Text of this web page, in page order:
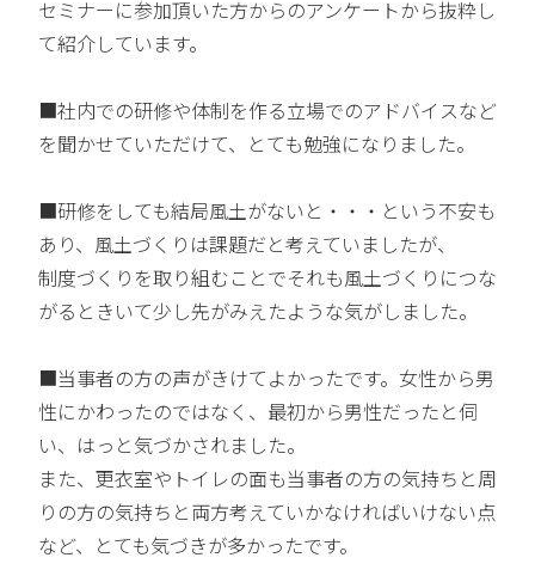
セミナーに参加頂いた方からのアンケートから抜粋し
て紹介しています。
■社内での研修や体制を作る立場でのアドバイスなど
を聞かせていただけて、とても勉強になりました。
■研修をしても結局風土がないと・・・という不安も
あり、風土づくりは課題だと考えていましたが、
制度づくりを取り組むことでそれも風土づくりにつな
がるときいて少し先がみえたような気がしました。
■当事者の方の声がきけてよかったです。女性から男
性にかわったのではなく、最初から男性だったと伺
い、はっと気づかされました。
また、更衣室やトイレの面も当事者の方の気持ちと周
りの方の気持ちと両方考えていかなければいけない点
など、とても気づきが多かったです。